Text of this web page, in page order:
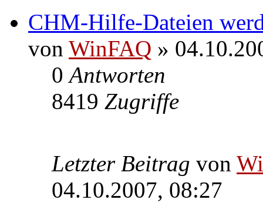
CHM-Hilfe-Dateien
von WinFAQ »
0Antworten
8419 Zugriffe
Letzter Beitrag von
04.10.2007, 08:27